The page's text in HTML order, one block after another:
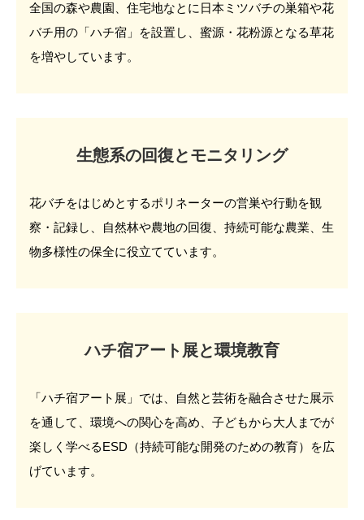
全国の森や農園、住宅地なとに日本ミツバチの巣箱や花
バチ用の「ハチ宿」を設置し、蜜源・花粉源となる草花
を増やしています。
生態系の回復とモニタリング
花バチをはじめとするポリネーターの営巣や行動を観
察・記録し、自然林や農地の回復、持続可能な農業、生
物多様性の保全に役立てています。
ハチ宿アート展と環境教育
「ハチ宿アート展」では、自然と芸術を融合させた展示
を通して、環境への関心を高め、子どもから大人までが
楽しく学べるESD（持続可能な開発のための教育）を広
げています。